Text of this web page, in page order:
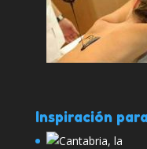
Inspiración